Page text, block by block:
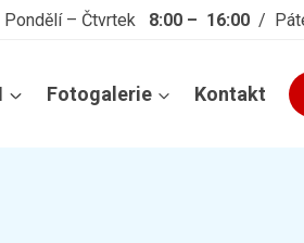
Pondělí – Čtvrtek 8:00 – 16:00 /
Fotogalerie Kontakt